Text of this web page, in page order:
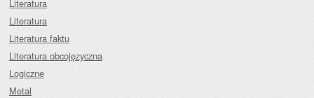
Literatura
Literatura
Literatura faktu
Literatura obcojęzyczna
Logiczne
Metal